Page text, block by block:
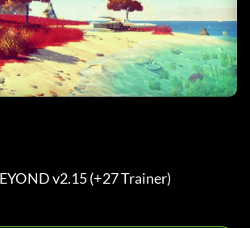
v2.15 (+27 Trainer)